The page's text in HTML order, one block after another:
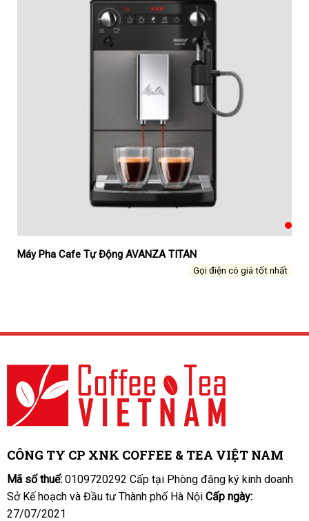
Máy Pha Cafe Tự Động AVANZA TITAN
Gọi điện có giá tốt nhất
CÔNG TY CP XNK COFFEE & TEA VIỆT NAM
Mã số thuế:0109720292 Cấp tại Phòng đăng ký kinh doanh
Sở Kế hoạch và Đầu tư Thành phố Hà Nội Cấp ngày:
27/07/2021